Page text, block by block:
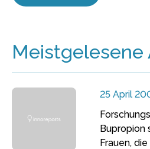
Meistgelesene
25 April
Bupropion
Frauen,